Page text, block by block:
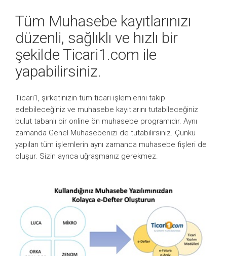
Tüm Muhasebe kayıtlarınızı
düzenli, sağlıklı ve hızlı bir
şekilde Ticari1.com ile
yapabilirsiniz.
Ticari1, şirketinizin tüm ticari işlemlerini takip
edebileceğiniz ve muhasebe kayıtlarını tutabileceğiniz
bulut tabanlı bir online ön muhasebe programıdır. Aynı
zamanda Genel Muhasebenizi de tutabilirsiniz. Çünkü
yapılan tüm işlemlerin aynı zamanda muhasebe fişleri de
oluşur. Sizin ayrıca uğraşmanız gerekmez.